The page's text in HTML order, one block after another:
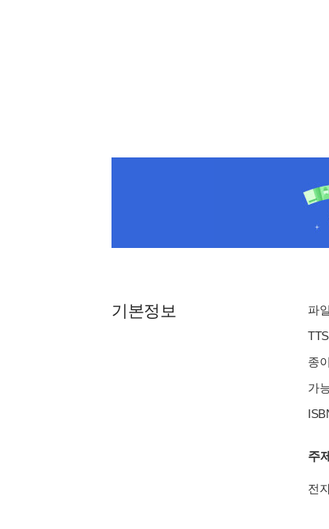
기본정보
파
종
가
주
전